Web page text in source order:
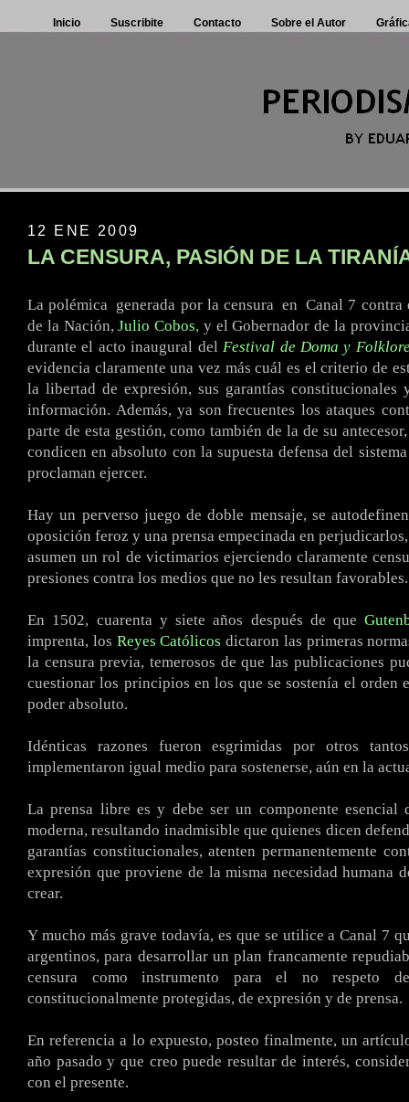
Inicio Suscribite Contacto Sobre el Autor
12 ENE 2009
LA CENSURA, PASIÓN DE LA
La polémica generada por la censura .en .Canal 7 contra
de la Nación,Julio Cobos, y el Gobernador de la
durante el acto inaugural delFestival de Doma y
evidencia claramente una vez más cuál es el criterio de
la libertad de expresión, sus garantías constitucionales
información. Además, ya son frecuentes los ataques
parte de esta gestión, como también de la de su
condicen en absoluto con la supuesta defensa del
proclaman ejercer.
Hay un perverso juego de doble mensaje, se
oposición feroz y una prensa empecinada en
asumen un rol de victimarios ejerciendo claramente
presiones contra los medios que no les resultan favorables.
En 1502, cuarenta y siete años después de que
imprenta, los Reyes Católicos dictaron las primeras
la censura previa, temerosos de que las publicaciones
cuestionar los principios en los que se sostenía el orden
poder absoluto.
Idénticas razones fueron esgrimidas por otros
implementaron igual medio para sostenerse, aún en la
La prensa libre es y debe ser un componente esencial
moderna, resultando inadmisible que quienes dicen
garantías constitucionales, atenten permanentemente
expresión que proviene de la misma necesidad humana
crear.
Y mucho más grave todavía, es que se utilice a Canal 7
argentinos, para desarrollar un plan francamente
censura como instrumento para el no respeto
constitucionalmente protegidas, de expresión y de prensa.
En referencia a lo expuesto, posteo finalmente, un
año pasado y que creo puede resultar de interés,
con el presente.